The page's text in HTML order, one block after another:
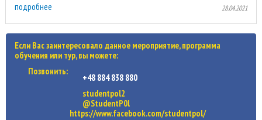
подробнее 28.04.2021
Если Вас заинтересовало данное мероприятие, программа
обучения или тур, вы можете:
Позвонить:
+48 884 838 880
studentpol2
@StudentP0l
https://www.facebook.com/studentpol/